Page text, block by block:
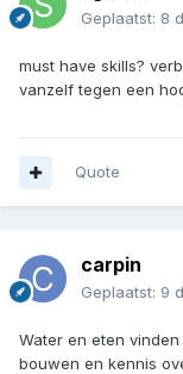
Geplaatst: 8
must have skills?
vanzelf tegen een
Quote
carpin
Geplaatst: 9
Water en eten
bouwen en kennis